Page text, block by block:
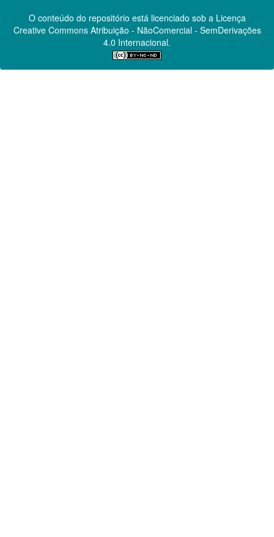
O conteúdo do repositório está licenciado sob a Licença
Creative CommonsAtribuição - NãoComercial - SemDerivações
4.0 Internacional.